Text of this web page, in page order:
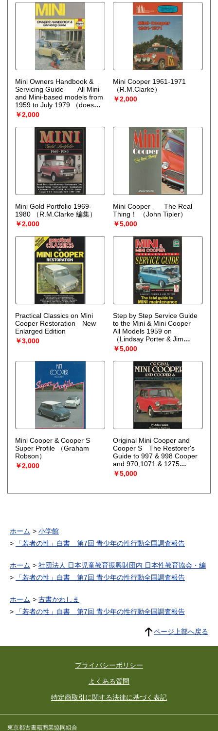
Mini Owners Handbook &
Servicing Guide All Mini
and Mini-based models from
1959 to July 1979 （does
not fully cover the Mini-
Moke）
￥2,000
Mini Cooper 1961-1971
（R.M.Clarke）
￥2,000
Mini Gold Portfolio 1969-
1980
（R.M.Clarke 編集）
￥2,000
Mini Cooper The Real
Thing！
（John Tipler）
￥5,000
Practical Classics on Mini
Cooper Restoration New
Enlarged Edition
￥3,000
Step by Step Service Guide
to the Mini & Mini Cooper
All Models 1959 on
（Lindsay Porter & Jim
Patten）
￥5,000
Mini Cooper & Cooper S
Super Profile
（Graham
Robson）
￥2,000
Original Mini Cooper and
Cooper S The Restorer's
Guide to 997 & 998 Cooper
and 970,1071 & 1275
Cooper S
￥5,000
ホーム
小学館
「若者の性」白書 第7回 青少年の性行動全国調査報告
ホーム
社団法人 日本児童教育振興財団内 日本性教育協会・編
「若者の性」白書 第7回 青少年の性行動全国調査報告
ホーム
古書かわしま
「若者の性」白書 第7回 青少年の性行動全国調査報告
ページ上部へ戻る
プライバシーポリシー
よくある質問
特定商取引に関する法律に基づく表記
東京都古書籍商業協同組合